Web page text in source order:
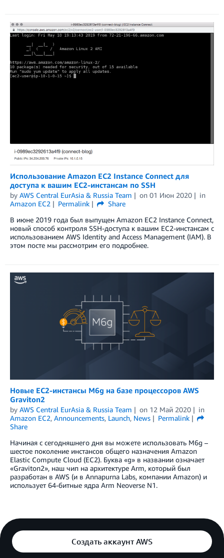
Использование Amazon EC2 Instance Connect для
доступа к вашим EC2-инстансам по SSH
by AWS Central EurAsia & Russia Team on 01 Июн 2020
in
Amazon EC2
Permalink
Share
В июне 2019 года был выпущен Amazon EC2 Instance Connect,
новый способ контроля SSH-доступа к вашим EC2-инстансам с
использованием AWS Identity and Access Management (IAM). В
этом посте мы рассмотрим его подробнее.
Новые EC2-инстансы M6g на базе процессоров AWS
Graviton2
by AWS Central EurAsia & Russia Team on 12 Май 2020
in
Amazon EC2, Announcements, Launch, News
Permalink
Share
Начиная с сегодняшнего дня вы можете использовать M6g –
шестое поколение инстансов общего назначения Amazon
Elastic Compute Cloud (EC2). Буква «g» в названии означает
«Graviton2», наш чип на архитектуре Arm, который был
разработан в AWS (и в Annapurna Labs, компании Amazon) и
использует 64-битные ядра Arm Neoverse N1.
Создать аккаунт AWS